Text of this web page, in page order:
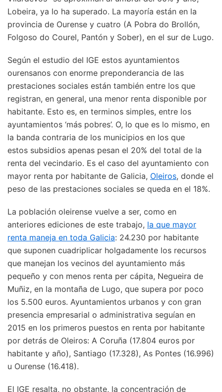
Lobeira, ya lo ha superado. La mayoría están en la
provincia de Ourense y cuatro (A Pobra do Brollón,
Folgoso do Courel, Pantón y Sober), en el sur de Lugo.
Según el estudio del IGE estos ayuntamientos
ourensanos con enorme preponderancia de las
prestaciones sociales están también entre los que
registran, en general, una menor renta disponible por
habitante. Esto es, en terminos simples, entre los
ayuntamientos ‘más pobres’. O, lo que es lo mismo, en
la banda contraria de los municipios en los que
estos subsidios apenas pesan el 20% del total de la
renta del vecindario. Es el caso del ayuntamiento con
mayor renta por habitante de Galicia, Oleiros, donde el
peso de las prestaciones sociales se queda en el 18%.
La población oleirense vuelve a ser, como en
anteriores ediciones de este trabajo, la que mayor
renta maneja en toda Galicia: 24.230 por habitante
que suponen cuadriplicar holgadamente los recursos
que manejan los vecinos del ayuntamiento más
pequeño y con menos renta per cápita, Negueira de
Muñiz, en la montaña de Lugo, que supera por poco
los 5.500 euros. Ayuntamientos urbanos y con gran
presencia empresarial o administrativa seguían en
2015 en los primeros puestos en renta por habitante
por detrás de Oleiros: A Coruña (17.804 euros por
habitante y año), Santiago (17.328), As Pontes (16.996)
u Ourense (16.418).
El IGE resalta, no obstante, la concentración de